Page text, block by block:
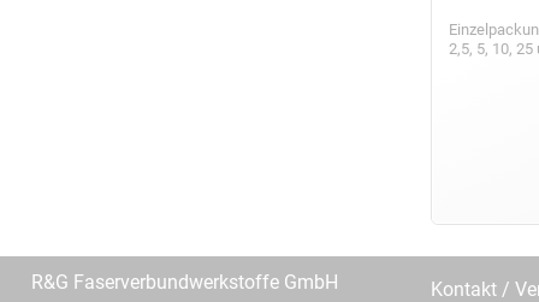
2,5, 5, 10,
R&G Faserverbundwerkstoffe GmbH Kontakt /